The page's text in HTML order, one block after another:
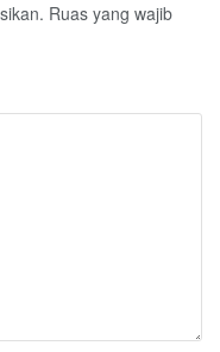
Ruas yang wajib